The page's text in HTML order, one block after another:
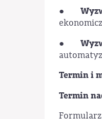
●
●
Termin i
Termin
Formularz